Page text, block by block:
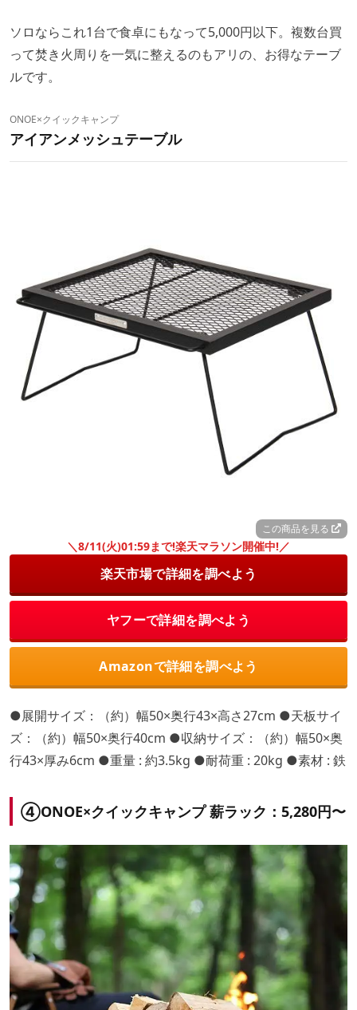
ソロならこれ1台で食卓にもなって5,000円以下。複数台買
って焚き火周りを一気に整えるのもアリの、お得なテーブ
ルです。
ONOE×クイックキャンプ
アイアンメッシュテーブル
この商品を見る
＼8/11(火)01:59まで!楽天マラソン開催中!／
楽天市場で詳細を調べよう
ヤフーで詳細を調べよう
Amazonで詳細を調べよう
●展開サイズ：（約）幅50×奥行43×高さ27cm ●天板サイ
ズ：（約）幅50×奥行40cm ●収納サイズ：（約）幅50×奥
行43×厚み6cm ●重量 : 約3.5kg ●耐荷重 : 20kg ●素材 : 鉄
④ONOE×クイックキャンプ 薪ラック：5,280円〜